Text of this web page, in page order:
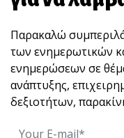
Τα
Παρακαλώ
των ενημερωτικών
ενημερώσεων σε
ανάπτυξης,
δεξιοτήτων,